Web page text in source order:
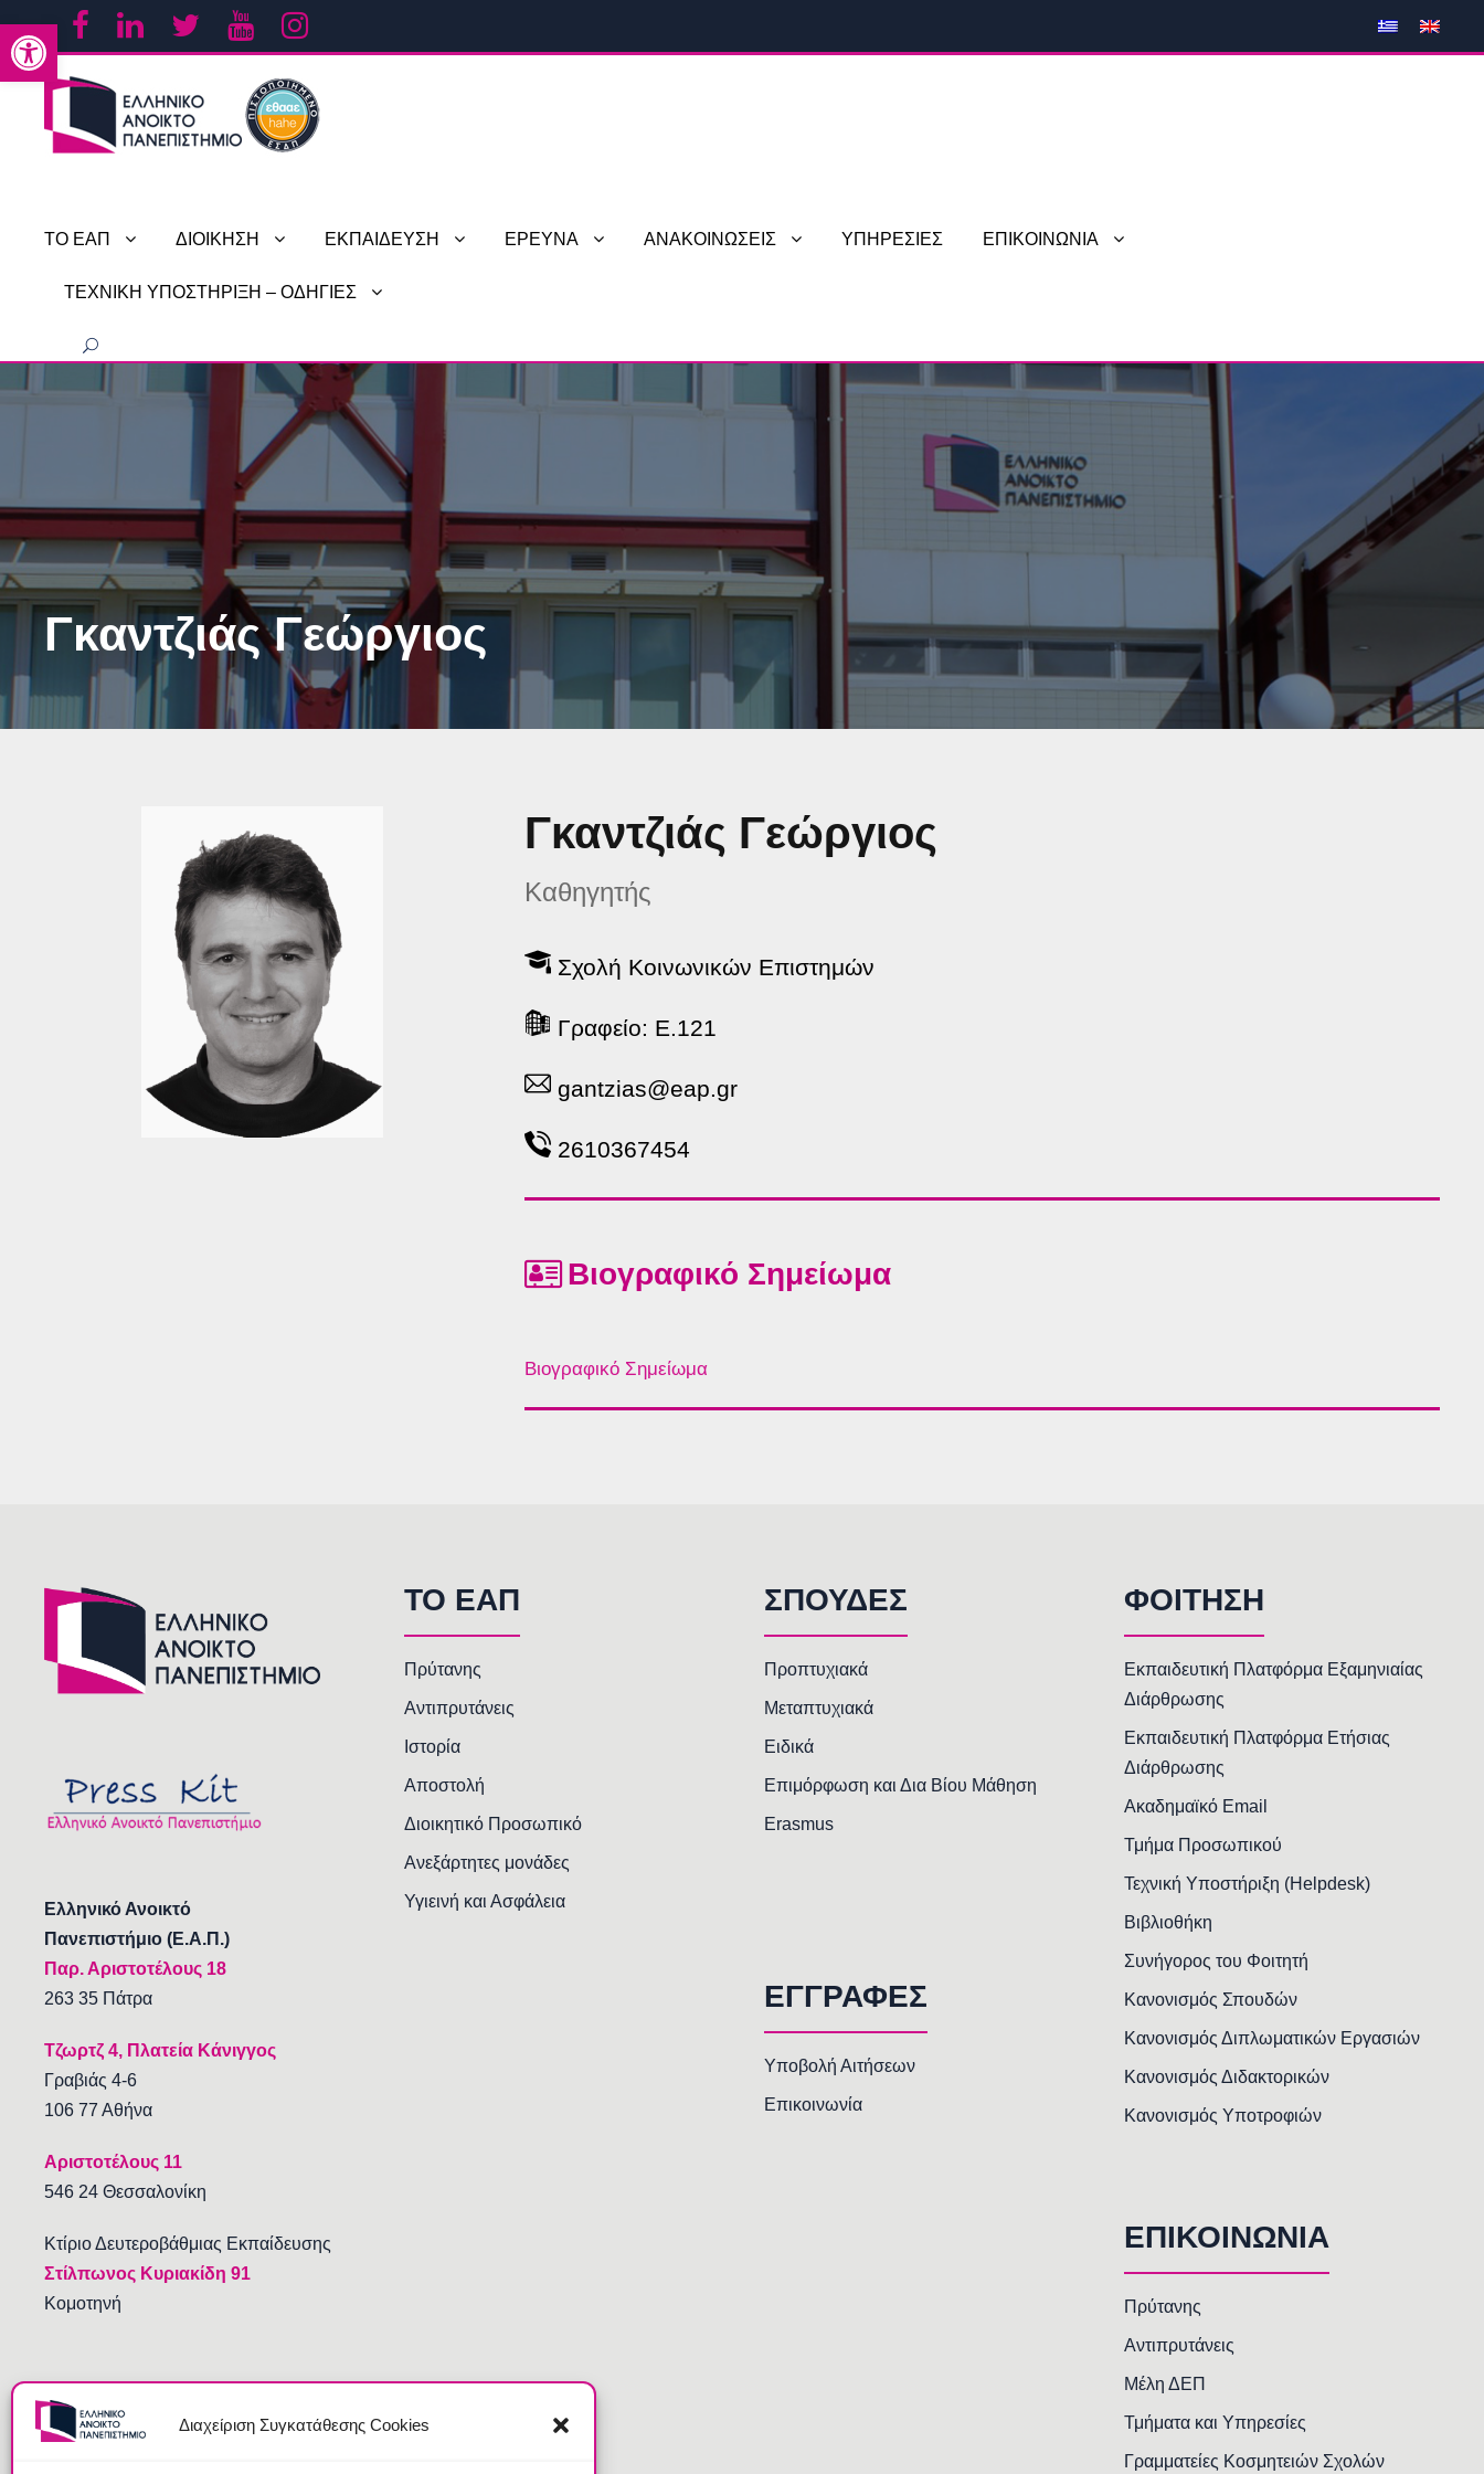
Ανοίξτε τη γραμμή εργαλείων
Διαχείριση Συγκατάθεσης Cookies
ΤΟ ΕΑΠ ΔΙΟΙΚΗΣΗ ΕΚΠΑΙΔΕΥΣΗ ΕΡΕΥΝΑ ΑΝΑΚΟΙΝΩΣΕΙΣ ΥΠΗΡΕΣΙΕΣ ΕΠΙΚΟΙΝΩΝΙΑ
ΤΕΧΝΙΚΗ ΥΠΟΣΤΗΡΙΞΗ – ΟΔΗΓΙΕΣ
Γκαντζιάς Γεώργιος
Γκαντζιάς Γεώργιος
Καθηγητής
Σχολή Κοινωνικών Επιστημών
Γραφείο: E.121
gantzias@eap.gr
2610367454
Βιογραφικό Σημείωμα
Βιογραφικό Σημείωμα
Ελληνικό Ανοικτό
Πανεπιστήμιο (Ε.Α.Π.)
Παρ. Αριστοτέλους 18
263 35 Πάτρα
Τζωρτζ 4, Πλατεία Κάνιγγος
Γραβιάς 4-6
106 77 Αθήνα
Αριστοτέλους 11
546 24 Θεσσαλονίκη
Κτίριο Δευτεροβάθμιας Εκπαίδευσης
Στίλπωνος Κυριακίδη 91
Κομοτηνή
TO EAΠ
Πρύτανης
Αντιπρυτάνεις
Ιστορία
Αποστολή
Διοικητικό Προσωπικό
Ανεξάρτητες μονάδες
Υγιεινή και Ασφάλεια
ΣΠΟΥΔΕΣ
Προπτυχιακά
Μεταπτυχιακά
Ειδικά
Επιμόρφωση και Δια Βίου Μάθηση
Erasmus
ΕΓΓΡΑΦΕΣ
Υποβολή Αιτήσεων
Επικοινωνία
ΦΟΙΤΗΣΗ
Εκπαιδευτική Πλατφόρμα Εξαμηνιαίας
Διάρθρωσης
Εκπαιδευτική Πλατφόρμα Ετήσιας
Διάρθρωσης
Ακαδημαϊκό Email
Τμήμα Προσωπικού
Τεχνική Υποστήριξη (Helpdesk)
Βιβλιοθήκη
Συνήγορος του Φοιτητή
Κανονισμός Σπουδών
Κανονισμός Διπλωματικών Εργασιών
Κανονισμός Διδακτορικών
Κανονισμός Υποτροφιών
ΕΠΙΚΟΙΝΩΝΙΑ
Πρύτανης
Αντιπρυτάνεις
Μέλη ΔΕΠ
Τμήματα και Υπηρεσίες
Γραμματείες Κοσμητειών Σχολών